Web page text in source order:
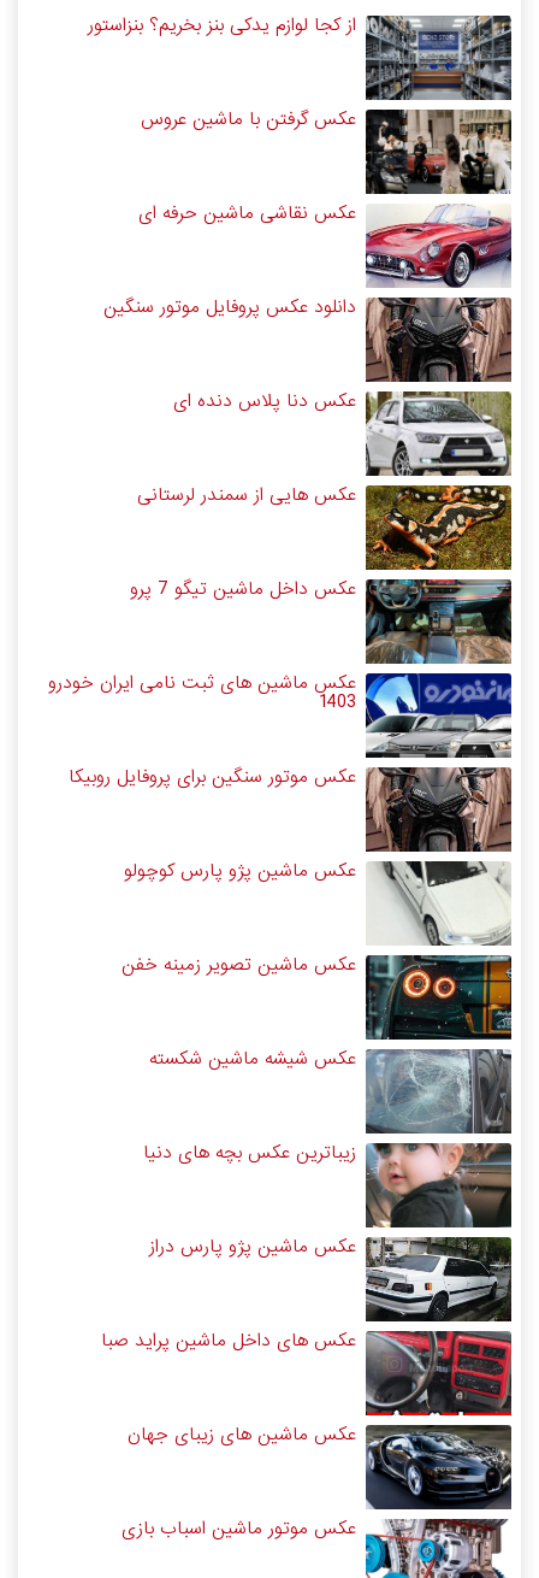
از کجا لوازم یدکی بنز بخریم؟ بنزاستور
عکس گرفتن با ماشین عروس
عکس نقاشی ماشین حرفه ای
دانلود عکس پروفایل موتور سنگین
عکس دنا پلاس دنده ای
عکس هایی از سمندر لرستانی
عکس داخل ماشین تیگو 7 پرو
عکس ماشین های ثبت نامی ایران خودرو
1403
عکس موتور سنگین برای پروفایل روبیکا
عکس ماشین پژو پارس کوچولو
عکس ماشین تصویر زمینه خفن
عکس شیشه ماشین شکسته
زیباترین عکس بچه های دنیا
عکس ماشین پژو پارس دراز
عکس های داخل ماشین پراید صبا
عکس ماشین های زیبای جهان
عکس موتور ماشین اسباب بازی